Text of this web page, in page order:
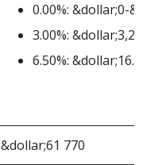
0.00%: &dollar;0-
3.00%: &dollar;3,201-
6.50%: &dollar;16.041+
&dollar;61 770